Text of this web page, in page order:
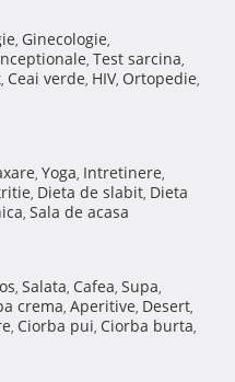
, Ginecologie,
, Test sarcina,
, Ceai verde, HIV, Ortopedie,
, Yoga, Intretinere,
, Dieta de slabit, Dieta
, Sala de acasa
, Salata, Cafea, Supa,
crema, Aperitive, Desert,
, Ciorba pui, Ciorba burta,